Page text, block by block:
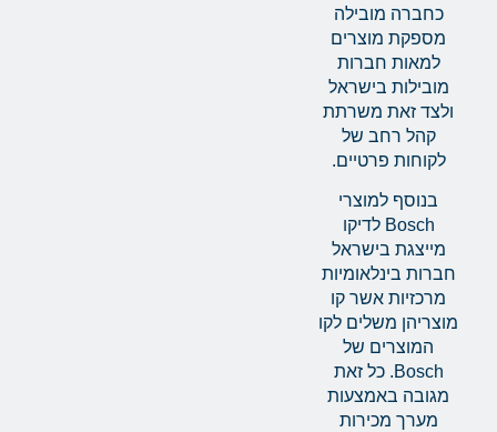
כחברה מובילה
מספקת מוצרים
למאות חברות
מובילות בישראל
ולצד זאת משרתת
קהל רחב של
לקוחות פרטיים.
בנוסף למוצרי
Bosch לדיקו
מייצגת בישראל
חברות בינלאומיות
מרכזיות אשר קו
מוצריהן משלים לקו
המוצרים של
Bosch. כל זאת
מגובה באמצעות
מערך מכירות